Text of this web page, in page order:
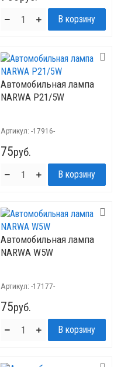
Автомобильная лампа
NARWA P21/5W
Артикул: -17916-
75руб.
Автомобильная лампа
NARWA W5W
Артикул: -17177-
75руб.